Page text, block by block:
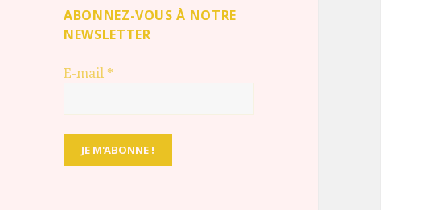
ABONNEZ-VOUS À NOTRE
NEWSLETTER
E-mail *